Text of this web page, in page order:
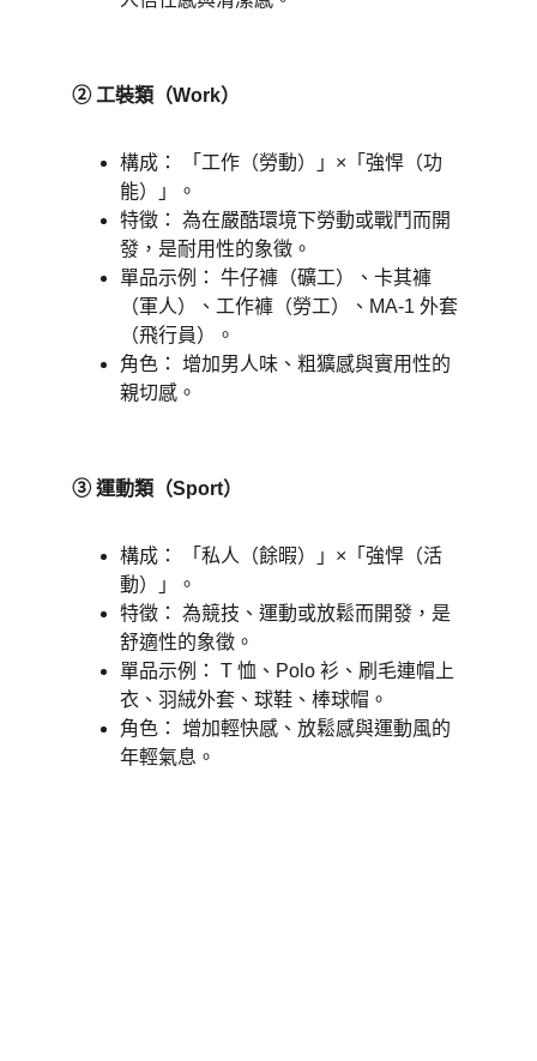
② 工裝類（Work）
構成： 「工作（勞動）」×「強悍（功
能）」。
特徵： 為在嚴酷環境下勞動或戰鬥而開
發，是耐用性的象徵。
單品示例： 牛仔褲（礦工）、卡其褲
（軍人）、工作褲（勞工）、MA-1 外套
（飛行員）。
角色： 增加男人味、粗獷感與實用性的
親切感。
③ 運動類（Sport）
構成： 「私人（餘暇）」×「強悍（活
動）」。
特徵： 為競技、運動或放鬆而開發，是
舒適性的象徵。
單品示例： T 恤、Polo 衫、刷毛連帽上
衣、羽絨外套、球鞋、棒球帽。
角色： 增加輕快感、放鬆感與運動風的
年輕氣息。